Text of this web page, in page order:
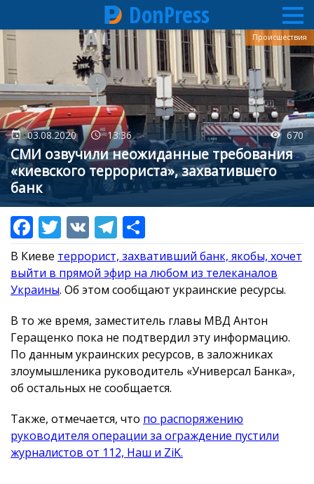
Перейти
основному
содержанию
DonPress
03.08.2020 13:36 670
СМИ озвучили неожиданные требования
«киевского террориста», захватившего
банк
Происшествия
В Киеве террорист, захвативший банк, якобы, хочет
выйти в прямой эфир на любом из телеканалов
Украины. Об этом сообщают украинские ресурсы.
В то же время, заместитель главы МВД Антон
Геращенко пока не подтвердил эту информацию.
По данным украинских ресурсов, в заложниках
злоумышленика руководитель «Универсал Банка»,
об остальных не сообщается.
Также, отмечается, что по распоряжению
руководителя операции за ограждение пустили
журналистов от 112, Наш и ZiK.